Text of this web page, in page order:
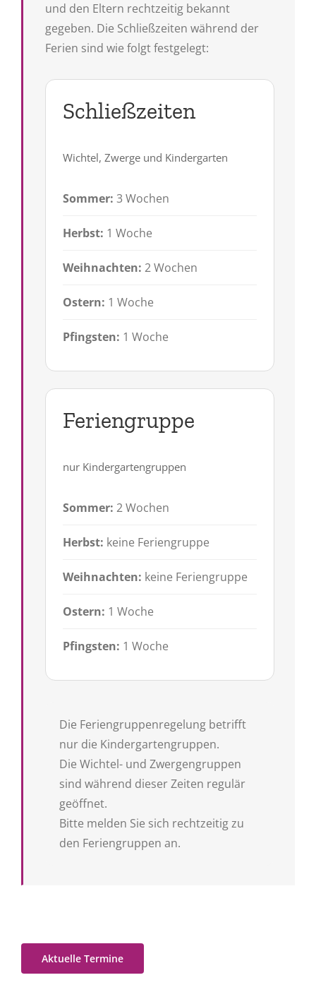
und den Eltern rechtzeitig bekannt
gegeben. Die Schließzeiten während der
Ferien sind wie folgt festgelegt:
Schließzeiten
Wichtel, Zwerge und Kindergarten
Sommer: 3 Wochen
Herbst: 1 Woche
Weihnachten: 2 Wochen
Ostern: 1 Woche
Pfingsten: 1 Woche
Feriengruppe
nur Kindergartengruppen
Sommer: 2 Wochen
Herbst: keine Feriengruppe
Weihnachten: keine Feriengruppe
Ostern: 1 Woche
Pfingsten: 1 Woche
Die Feriengruppenregelung betrifft
nur die Kindergartengruppen.
Die Wichtel- und Zwergengruppen
sind während dieser Zeiten regulär
geöffnet.
Bitte melden Sie sich rechtzeitig zu
den Feriengruppen an.
Aktuelle Termine